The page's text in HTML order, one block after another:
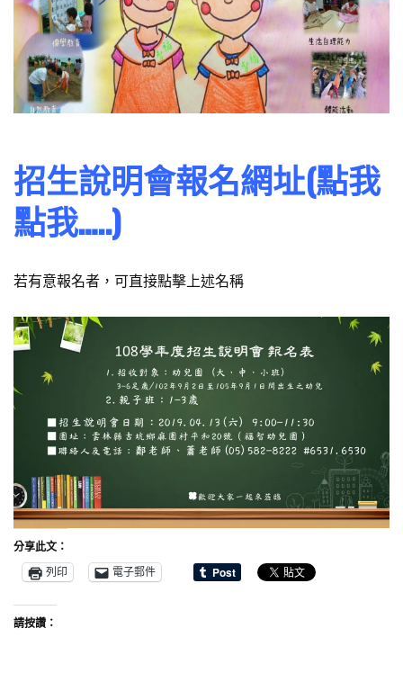
招生說明會報名網址(點我
點我…..)
若有意報名者，可直接點擊上述名稱
分享此文：
列印
電子郵件
請按讚：